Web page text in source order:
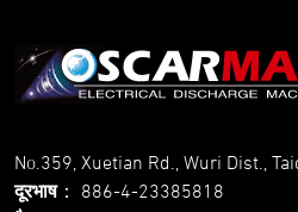
No.359, Xuetian Rd., Wuri Dist.,
दूरभाष： 886-4-23385818